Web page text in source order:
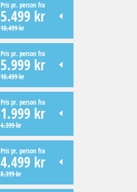
Pris pr. person fra
5.499 kr
10.499 kr
Pris pr. person fra
5.999 kr
10.499 kr
Pris pr. person fra
1.999 kr
4.399 kr
Pris pr. person fra
4.499 kr
8.399 kr